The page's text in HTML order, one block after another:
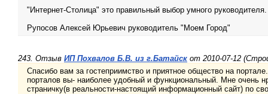
"Интернет-Столица" это правильный выбор умного руководителя.
Рупосов Алексей Юрьевич руководитель "Моем Город"
243. Отзыв ИП Похвалов Б.В. из г.Батайск от 2010-07-12
Спасибо вам за гостеприимство и приятное общество на
порталов вы- наиболее удобный и функциональный. Мне очень
страничку(в реальности-настоящий информационный сайт) по